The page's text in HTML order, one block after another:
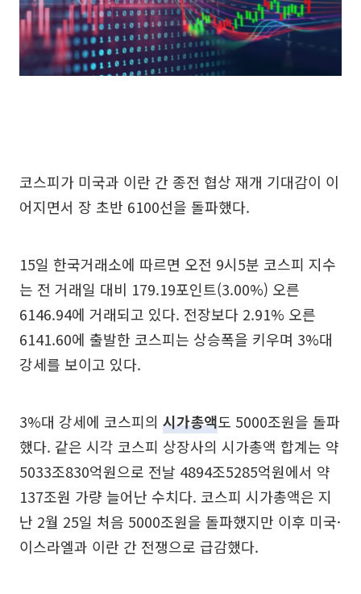
코스피가 미국과 이란 간 종전 협상 재개 기대감이 이
어지면서 장 초반 6100선을 돌파했다.
15일 한국거래소에 따르면 오전 9시5분 코스피 지수
는 전 거래일 대비 179.19포인트(3.00%) 오른
6146.94에 거래되고 있다. 전장보다 2.91% 오른
6141.60에 출발한 코스피는 상승폭을 키우며 3%대
강세를 보이고 있다.
3%대 강세에 코스피의 시가총액도 5000조원을 돌파
했다. 같은 시각 코스피 상장사의 시가총액 합계는 약
5033조830억원으로 전날 4894조5285억원에서 약
137조원 가량 늘어난 수치다. 코스피 시가총액은 지
난 2월 25일 처음 5000조원을 돌파했지만 이후 미국·
이스라엘과 이란 간 전쟁으로 급감했다.